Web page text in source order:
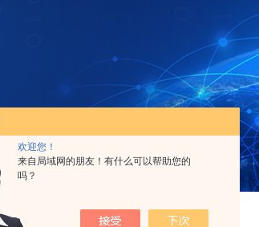
欢迎您！
来自局域网的朋友！有什么可以帮助您的
吗？